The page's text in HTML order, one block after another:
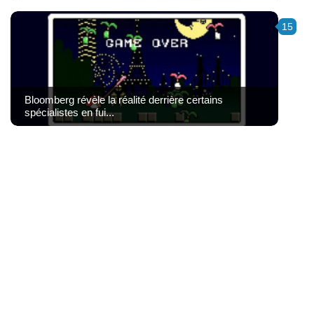
15
Bloomberg révèle la réalité derrière certains
spécialistes en fui...